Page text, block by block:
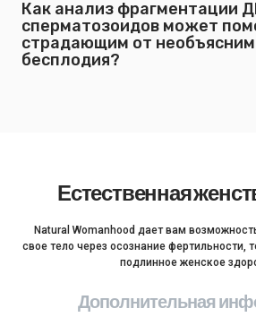
Как анализ фрагментации
сперматозоидов может
страдающим от
бесплодия?
Естественная
Natural Womanhood дает вам
свое тело через осознание фертильности,
подлинное женское
Дополнительная